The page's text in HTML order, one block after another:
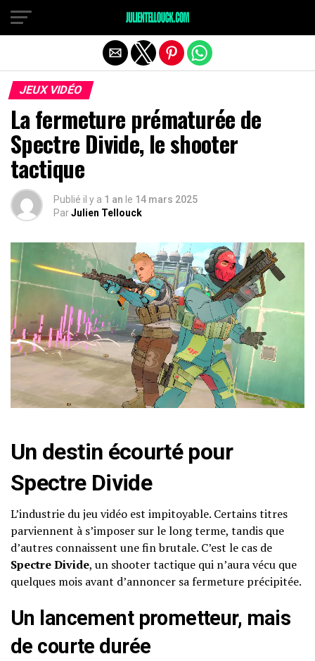
JEUX VIDÉO
La fermeture prématurée de
Spectre Divide, le shooter
tactique
Publié il y a 1 an le 14 mars 2025
ParJulien Tellouck
Un destin écourté pour
Spectre Divide
L’industrie du jeu vidéo est impitoyable. Certains titres
parviennent à s’imposer sur le long terme, tandis que
d’autres connaissent une fin brutale. C’est le cas de
Spectre Divide, un shooter tactique qui n’aura vécu que
quelques mois avant d’annoncer sa fermeture précipitée.
Un lancement prometteur, mais
de courte durée